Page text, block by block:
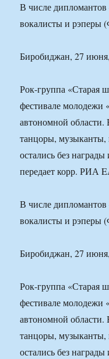
В числе
вокалисты и
Биробиджан, 27
Рок-группа «Старая
фестивале молодежи
автономной
танцоры,
остались без
передает корр. РИА
В числе
вокалисты и
Биробиджан, 27
Рок-группа «Старая
фестивале молодежи
автономной
танцоры,
остались без